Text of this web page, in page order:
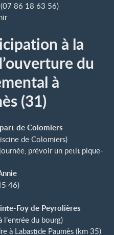
(07 86 18 63 56)
à la
du
à
(31)
de Colomiers
de Colomiers)
prévoir un petit pique-
46)
Foy de Peyrolières
l’entrée du bourg)
à Labastide Paumès (km 35)